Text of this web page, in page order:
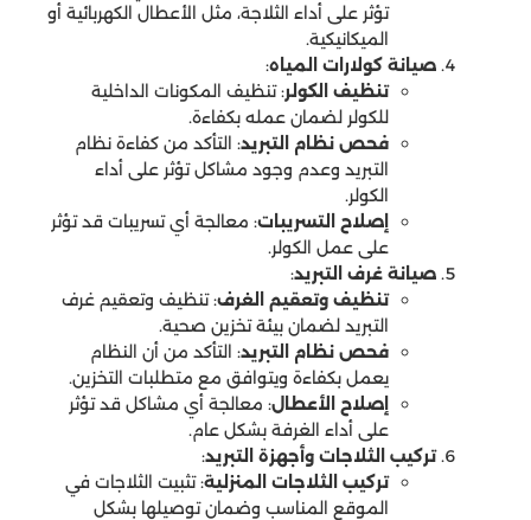
تؤثر على أداء الثلاجة، مثل الأعطال الكهربائية أو
الميكانيكية.
صيانة كولارات المياه:
تنظيف الكولر: تنظيف المكونات الداخلية
للكولر لضمان عمله بكفاءة.
فحص نظام التبريد: التأكد من كفاءة نظام
التبريد وعدم وجود مشاكل تؤثر على أداء
الكولر.
إصلاح التسريبات: معالجة أي تسريبات قد تؤثر
على عمل الكولر.
صيانة غرف التبريد:
تنظيف وتعقيم الغرف: تنظيف وتعقيم غرف
التبريد لضمان بيئة تخزين صحية.
فحص نظام التبريد: التأكد من أن النظام
يعمل بكفاءة ويتوافق مع متطلبات التخزين.
إصلاح الأعطال: معالجة أي مشاكل قد تؤثر
على أداء الغرفة بشكل عام.
تركيب الثلاجات وأجهزة التبريد:
تركيب الثلاجات المنزلية: تثبيت الثلاجات في
الموقع المناسب وضمان توصيلها بشكل